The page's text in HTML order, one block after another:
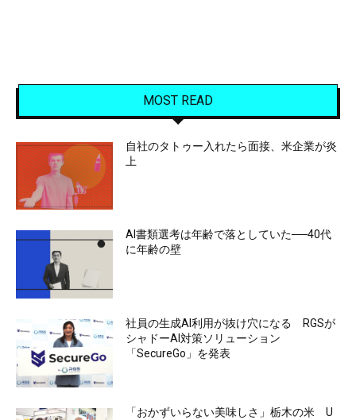
MOST READ
自社のタトゥー入れたら面接、米企業が炎
上
AI書類選考は年齢で落としていた──40代
に年齢の壁
社員の生成AI利用が抜け穴になる RGSが
シャドーAI対策ソリューション
「SecureGo」を発表
「おかずいらない美味しさ」栃木の米 U